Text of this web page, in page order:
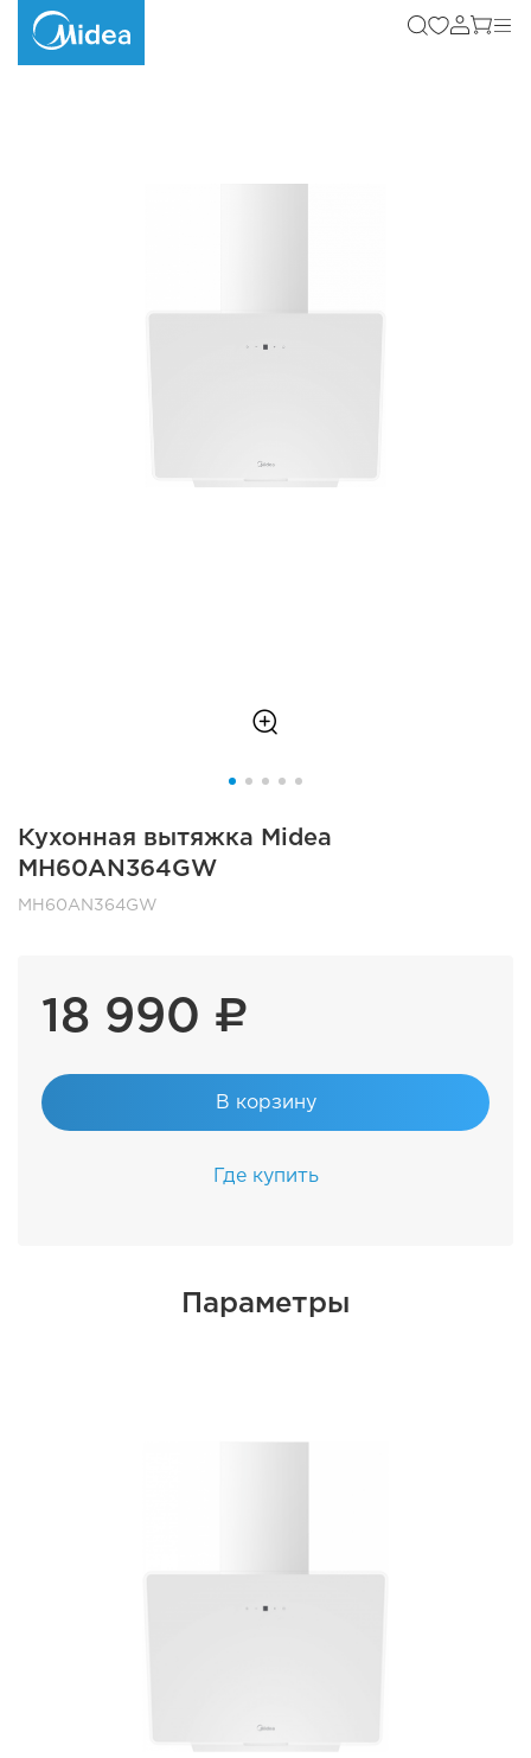
Кухонная вытяжка Midea
MH60AN364GW
MH60AN364GW
18 990 ₽
В корзину
Где купить
Параметры